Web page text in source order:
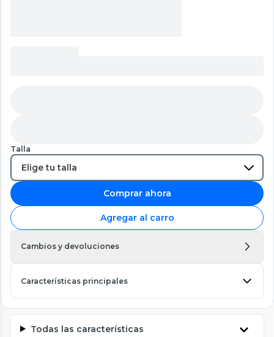
Talla
Comprar ahora
Agregar al carro
Cambios y devoluciones
Características principales
Todas las características